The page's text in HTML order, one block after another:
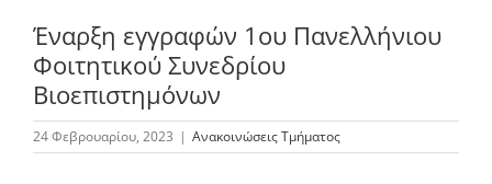
Το Τμήμα Βιολογίας
Μουσεία
Έναρξη εγγραφών 1ου Πανελλήνιου
Φοιτητικού Συνεδρίου
Βιοεπιστημόνων
24 Φεβρουαρίου, 2023 | Ανακοινώσεις Τμήματος